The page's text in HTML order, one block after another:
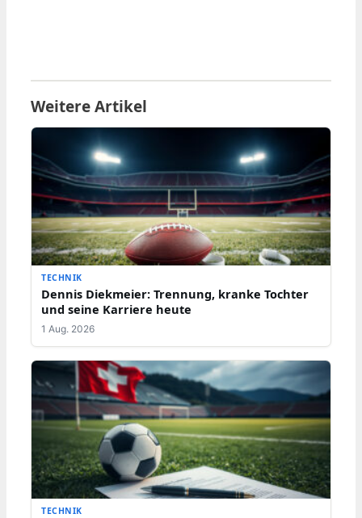
Weitere Artikel
TECHNIK
Dennis Diekmeier: Trennung, kranke Tochter
und seine Karriere heute
1 Aug. 2026
TECHNIK